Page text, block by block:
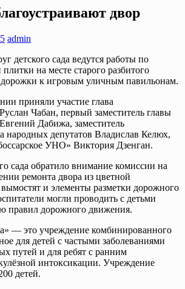
двор
admin
детского сада ведутся работы по
на месте старого разбитого
дорожки к игровым уличным павильонам.
приняли участие глава
Чабан, первый заместитель главы
Дабижа, заместитель
народных депутатов Владислав Келюх,
УНО» Виктория Дзенган.
сада обратило внимание комиссии на
ремонта двора из цветной
и элементы разметки дорожного
могли проводить с детьми
правил дорожного движения.
— это учреждение комбинированного
для детей с частыми заболеваниями
путей и для ребят с ранним
интоксикации. Учреждение
детей.